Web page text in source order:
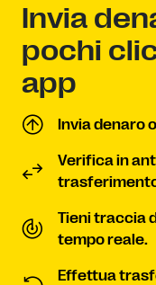
Invia
pochi
app
Invia denaro
Verifica in
Tieni traccia
tempo reale.
Effettua